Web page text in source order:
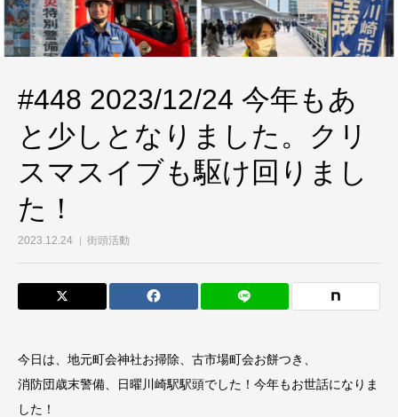
#448 2023/12/24 今年もあ
と少しとなりました。クリ
スマスイブも駆け回りまし
た！
2023.12.24 街頭活動
今日は、地元町会神社お掃除、古市場町会お餅つき、
消防団歳末警備、日曜川崎駅駅頭でした！今年もお世話になりま
した！